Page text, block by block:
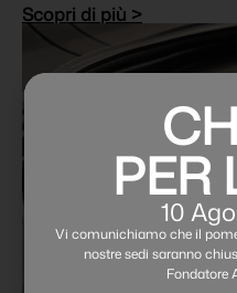
Scopri di più >
PER
10
Vi comunichiamo che il
nostre sedi saranno
Fondatore